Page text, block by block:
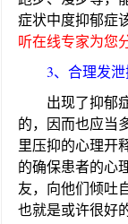
症状中度抑郁症
听在线专家为您
3、合理发泄
出现了抑郁症
的，因而也应当
里压抑的心理开
的确保患者的心
友，向他们倾吐
也就是或许很好